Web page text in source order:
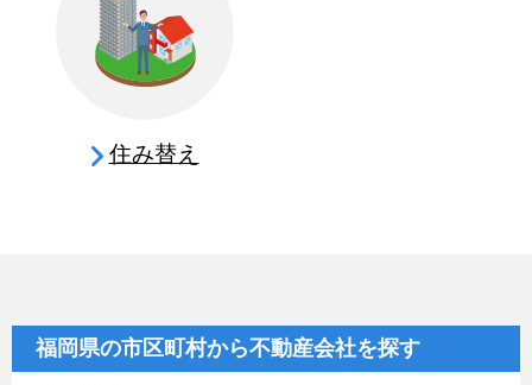
住み替え
福岡県の市区町村から不動産会社を探す